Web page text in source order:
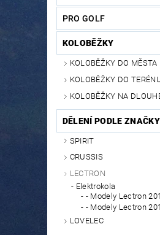
PRO GOLF
KOLOBĚŽKY
KOLOBĚŽKY DO MĚSTA
KOLOBĚŽKY DO
KOLOBĚŽKY NA
DĚLENÍ PODLE ZNAČKY
SPIRIT
CRUSSIS
LECTRON
Elektrokola
- Modely Lectron
- Modely Lectron
LOVELEC